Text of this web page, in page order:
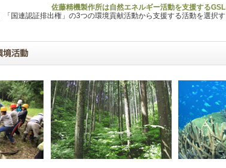
佐藤精機製作所は自然エネルギー活動を支援するGSL
国連認証排出権」の3つの環境貢献活動から支援する活動を選択す